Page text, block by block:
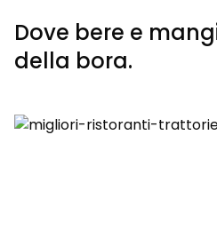
Dove bere e
della bora.